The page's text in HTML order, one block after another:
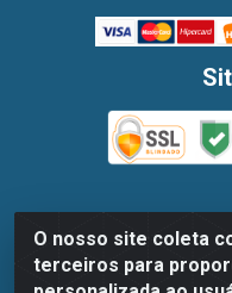
O nosso site coleta
terceiros para
Dispan
Marechal